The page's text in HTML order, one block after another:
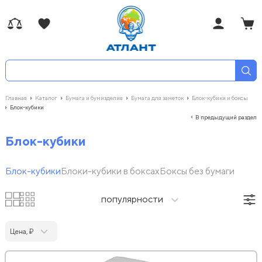
Главная Каталог Бумага и бумизделия Бумага для заметок
Блок-кубики и боксы
Блок-кубики
В предыдущий раздел
Блок-кубики
Блок-кубикиБлоки-кубики в боксахБоксы без бумаги
популярности
Цена, ₽